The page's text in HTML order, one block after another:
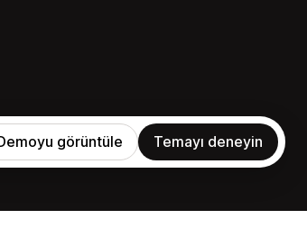
görüntüle Temayı deneyin